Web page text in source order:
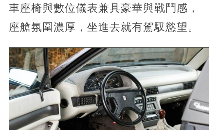
車座椅與數位儀表兼具豪華與戰鬥感，
座艙氛圍濃厚，坐進去就有駕馭慾望。